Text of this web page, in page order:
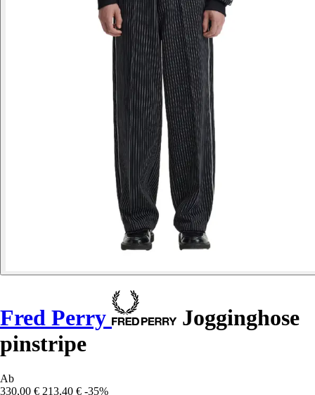
Fred Perry
Jogginghose
pinstripe
Ab
330,00 € 213,40 € -35%